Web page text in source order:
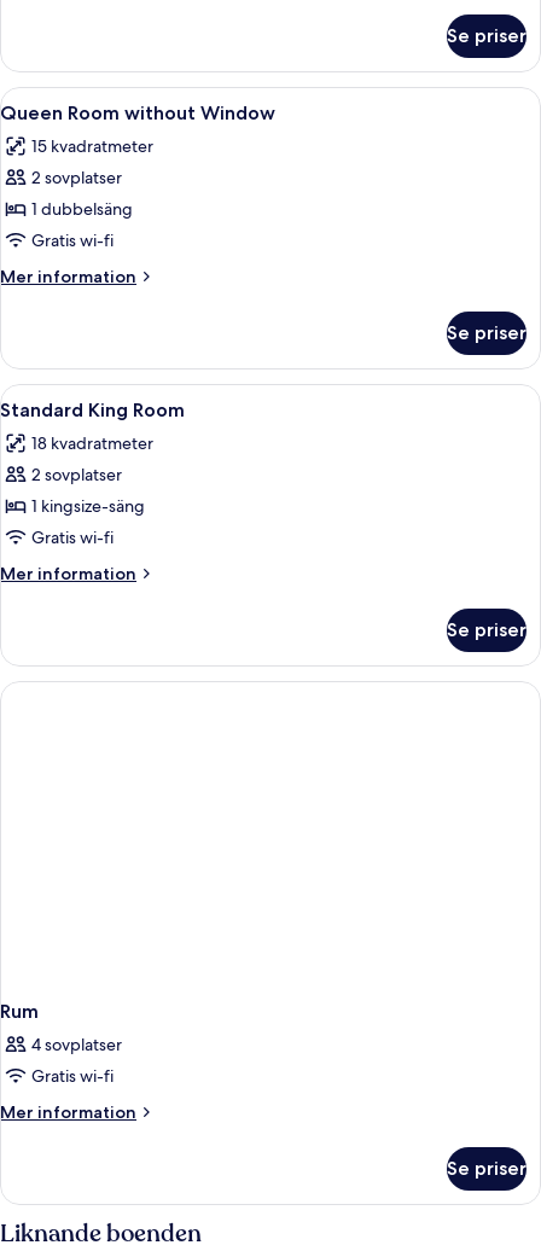
Superior
Plus
Room
Se priser
Öppna
alla
foton
för
Queen
Room
without
Window
Ett modernt hotellrum med en stor
5
Queen Room without Window
15 kvadratmeter
2 sovplatser
1 dubbelsäng
Gratis wi-fi
Mer information
Mer
Room
without
Window
Se priser
Öppna
alla
foton
för
Standard
King
Room
Ett hotellrum med en säng, två
8
Standard King Room
18 kvadratmeter
2 sovplatser
1 kingsize-säng
Gratis wi-fi
Mer information
Mer
King
Room
Se priser
Rum
4 sovplatser
Gratis wi-fi
Mer information
Mer
Se priser
Liknande boenden